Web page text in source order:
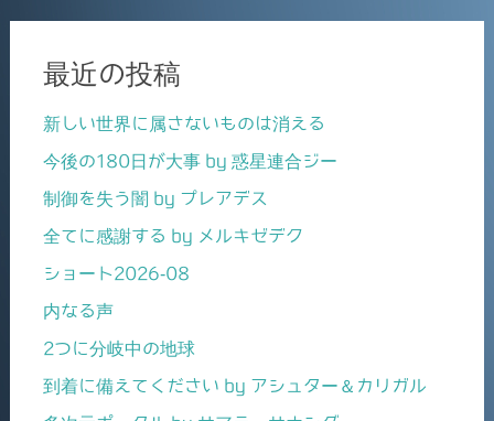
最近の投稿
新しい世界に属さないものは消える
今後の180日が大事 by 惑星連合ジー
制御を失う闇 by プレアデス
全てに感謝する by メルキゼデク
ショート2026-08
内なる声
2つに分岐中の地球
到着に備えてください by アシュター＆カリガル